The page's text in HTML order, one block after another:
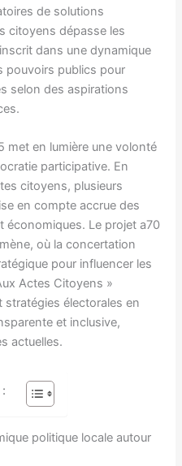
de solutions
citoyens dépasse les
dans une dynamique
pouvoirs publics pour
selon des aspirations
met en lumière une volonté
participative. En
citoyens, plusieurs
en compte accrue des
économiques. Le projet a70
où la concertation
pour influencer les
Actes Citoyens »
électorales en
et inclusive,
actuelles.
politique locale autour